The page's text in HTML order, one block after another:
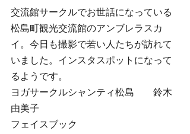
交流館サークルでお世話になっている
松島町観光交流館のアンブレラスカ
イ。今日も撮影で若い人たちが訪れて
いました。インスタスポットになって
るようです。
ヨガサークルシャンティ松島　　鈴木
由美子
フェイスブック